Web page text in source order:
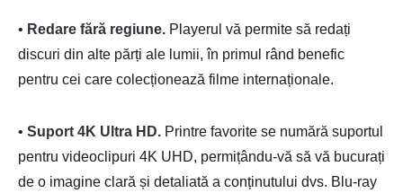
• Redare fără regiune. Playerul vă permite să redați
discuri din alte părți ale lumii, în primul rând benefic
pentru cei care colecționează filme internaționale.
• Suport 4K Ultra HD. Printre favorite se numără suportul
pentru videoclipuri 4K UHD, permițându-vă să vă bucurați
de o imagine clară și detaliată a conținutului dvs. Blu-ray